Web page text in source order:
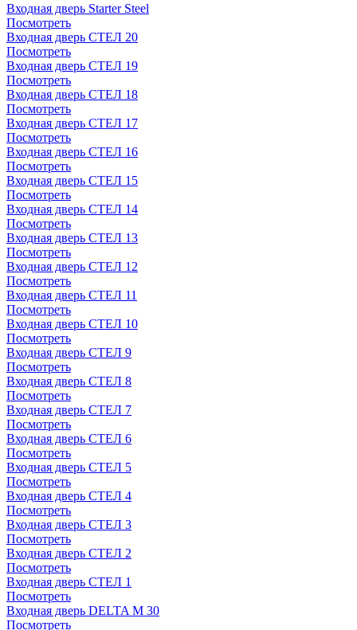
Входная дверь Starter Steel
Посмотреть
Входная дверь СТЕЛ 20
Посмотреть
Входная дверь СТЕЛ 19
Посмотреть
Входная дверь СТЕЛ 18
Посмотреть
Входная дверь СТЕЛ 17
Посмотреть
Входная дверь СТЕЛ 16
Посмотреть
Входная дверь СТЕЛ 15
Посмотреть
Входная дверь СТЕЛ 14
Посмотреть
Входная дверь СТЕЛ 13
Посмотреть
Входная дверь СТЕЛ 12
Посмотреть
Входная дверь СТЕЛ 11
Посмотреть
Входная дверь СТЕЛ 10
Посмотреть
Входная дверь СТЕЛ 9
Посмотреть
Входная дверь СТЕЛ 8
Посмотреть
Входная дверь СТЕЛ 7
Посмотреть
Входная дверь СТЕЛ 6
Посмотреть
Входная дверь СТЕЛ 5
Посмотреть
Входная дверь СТЕЛ 4
Посмотреть
Входная дверь СТЕЛ 3
Посмотреть
Входная дверь СТЕЛ 2
Посмотреть
Входная дверь СТЕЛ 1
Посмотреть
Входная дверь DELTA M 30
Посмотреть